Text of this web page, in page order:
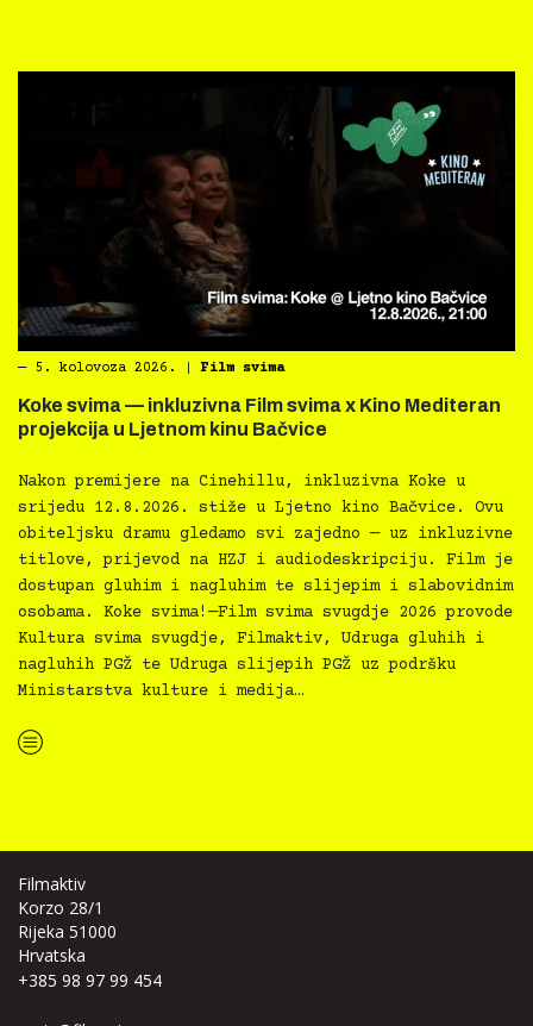
― 5. kolovoza 2026. Film svima
Koke svima — inkluzivna Film svima x Kino Mediteran
projekcija u Ljetnom kinu Bačvice
Nakon premijere na Cinehillu, inkluzivna Koke u
srijedu 12.8.2026. stiže u Ljetno kino Bačvice. Ovu
obiteljsku dramu gledamo svi zajedno — uz inkluzivne
titlove, prijevod na HZJ i audiodeskripciju. Film je
dostupan gluhim i nagluhim te slijepim i slabovidnim
osobama. Koke svima!—Film svima svugdje 2026 provode
Kultura svima svugdje, Filmaktiv, Udruga gluhih i
nagluhih PGŽ te Udruga slijepih PGŽ uz podršku
Ministarstva kulture i medija…
“Koke svima — inkluzivna Film svima x Kino Mediteran projekcija u Ljetnom kinu Bačvice”
Filmaktiv
Korzo 28/1
Rijeka 51000
Hrvatska
+385 98 97 99 454